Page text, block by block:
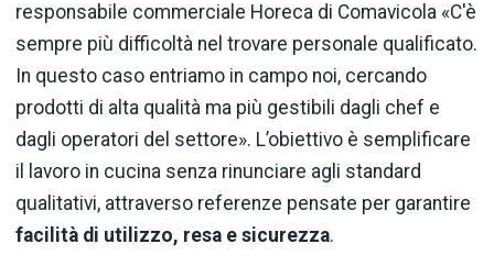
responsabile commerciale Horeca di Comavicola «C'è
sempre più difficoltà nel trovare personale qualificato.
In questo caso entriamo in campo noi, cercando
prodotti di alta qualità ma più gestibili dagli chef e
dagli operatori del settore». L’obiettivo è semplificare
il lavoro in cucina senza rinunciare agli standard
qualitativi, attraverso referenze pensate per garantire
facilità di utilizzo, resa e sicurezza.